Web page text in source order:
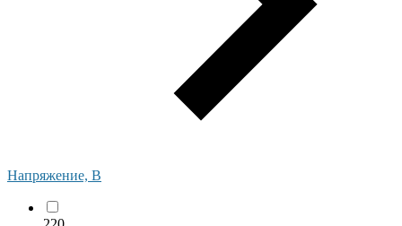
Напряжение, В